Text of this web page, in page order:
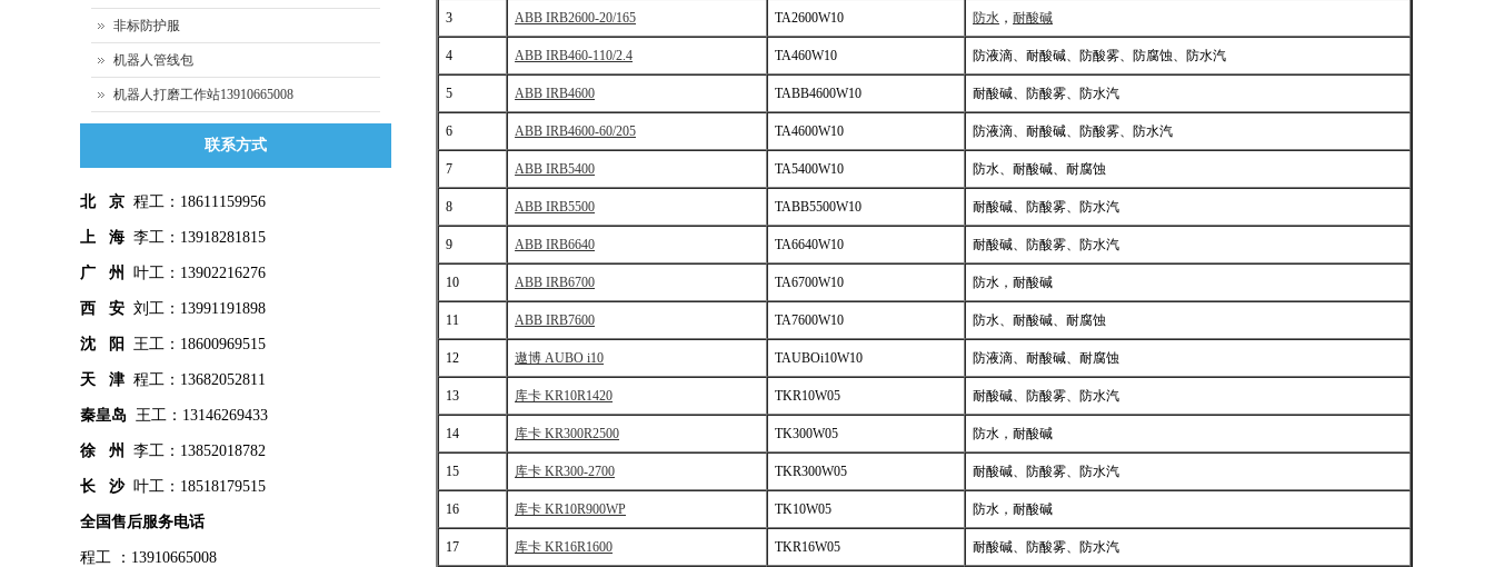
3 ABB IRB2600-20/165 TA2600W10 防水 ，耐酸碱
4 ABB IRB460-110/2.4 TA460W10 防液滴、耐酸碱、防酸雾、防腐蚀、防水汽
5 ABB IRB4600 TABB4600W10 耐酸碱、防酸雾、防水汽
6 ABB IRB4600-60/205 TA4600W10 防液滴、耐酸碱、防酸雾、防水汽
7 ABB IRB5400 TA5400W10 防水、耐酸碱、耐腐蚀
8 ABB IRB5500 TABB5500W10 耐酸碱、防酸雾、防水汽
9 ABB IRB6640 TA6640W10 耐酸碱、防酸雾、防水汽
10 ABB IRB6700 TA6700W10 防水，耐酸碱
11 ABB IRB7600 TA7600W10 防水、耐酸碱、耐腐蚀
12 遨博 AUBO i10 TAUBOi10W10 防液滴、耐酸碱、耐腐蚀
13 库卡 KR10R1420 TKR10W05 耐酸碱、防酸雾、防水汽
14 库卡 KR300R2500 TK300W05 防水，耐酸碱
15 库卡 KR300-2700 TKR300W05 耐酸碱、防酸雾、防水汽
16 库卡 KR10R900WP TK10W05 防水，耐酸碱
17 库卡 KR16R1600 TKR16W05 耐酸碱、防酸雾、防水汽
非标防护服
机器人管线包
机器人打磨工作站13910665008
联系方式
北 京 程工：18611159956
上 海 李工：13918281815
广 州 叶工：13902216276
西 安 刘工：13991191898
沈 阳 王工：18600969515
天 津 程工：13682052811
秦皇岛 王工：13146269433
徐 州 李工：13852018782
长 沙叶工：18518179515
全国售后服务电话
程工 ：13910665008